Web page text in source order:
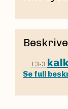
T3-3
Se full